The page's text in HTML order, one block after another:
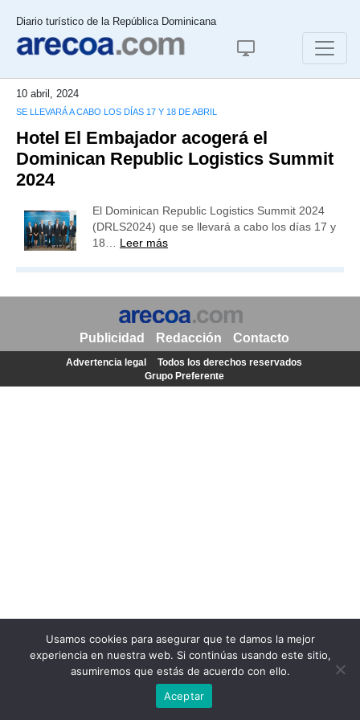
Diario turístico de la República Dominicana
10 abril, 2024
SE LLEVARÁ A CABO LOS DÍAS 17 Y 18 DE ABRIL
Hotel El Embajador acogerá el
Dominican Republic Logistics Summit
2024
El Dominican Republic Logistics Summit 2024
(DRLS2024) que se llevará a cabo los días 17 y
18… Leer más
Usamos cookies para asegurar que te damos la mejor
experiencia en nuestra web. Si continúas usando este sitio,
asumiremos que estás de acuerdo con ello.
Aceptar
Publicidad Redacción Contacto
Advertencia legal
Todos los derechos reservados
Grupo Preferente